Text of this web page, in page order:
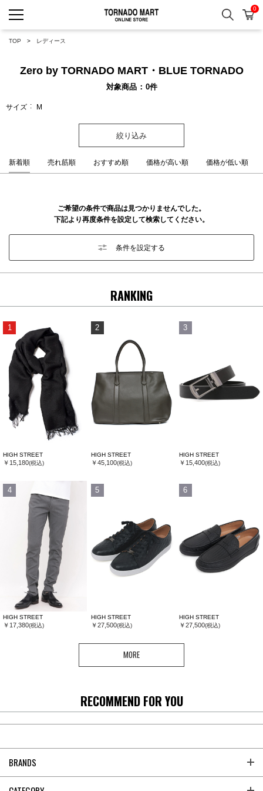
検索 カ
0
TOP レディース
Zero by TORNADO MART・BLUE TORNADO
対象商品 0件
サイズ M
絞り込み
新着順 売れ筋順 おすすめ順 価格が高い順 価格が低い順
ご希望の条件で商品は見つかりませんでした。
下記より再度条件を設定して検索してください。
条件を設定する
RANKING
1
HIGH STREET
￥15,180(税込)
2
HIGH STREET
￥45,100(税込)
3
HIGH STREET
￥15,400(税込)
4
HIGH STREET
￥17,380(税込)
5
HIGH STREET
￥27,500(税込)
6
HIGH STREET
￥27,500(税込)
MORE
RECOMMEND FOR YOU
BRANDS